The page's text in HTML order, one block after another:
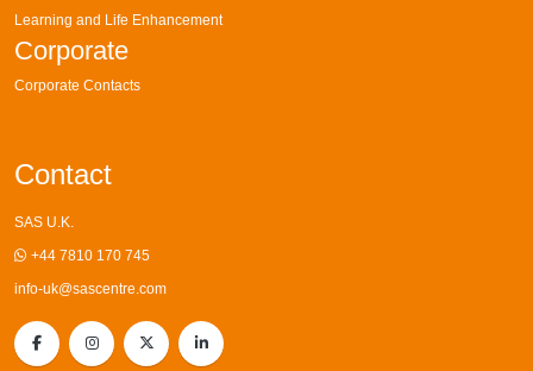
Learning and Life Enhancement
Corporate
Corporate Contacts
Contact
SAS U.K.
+44 7810 170 745
info-uk@sascentre.com